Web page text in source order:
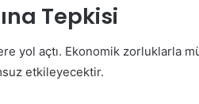
Tepkisi
yol açtı. Ekonomik zorluklarla
etkileyecektir.